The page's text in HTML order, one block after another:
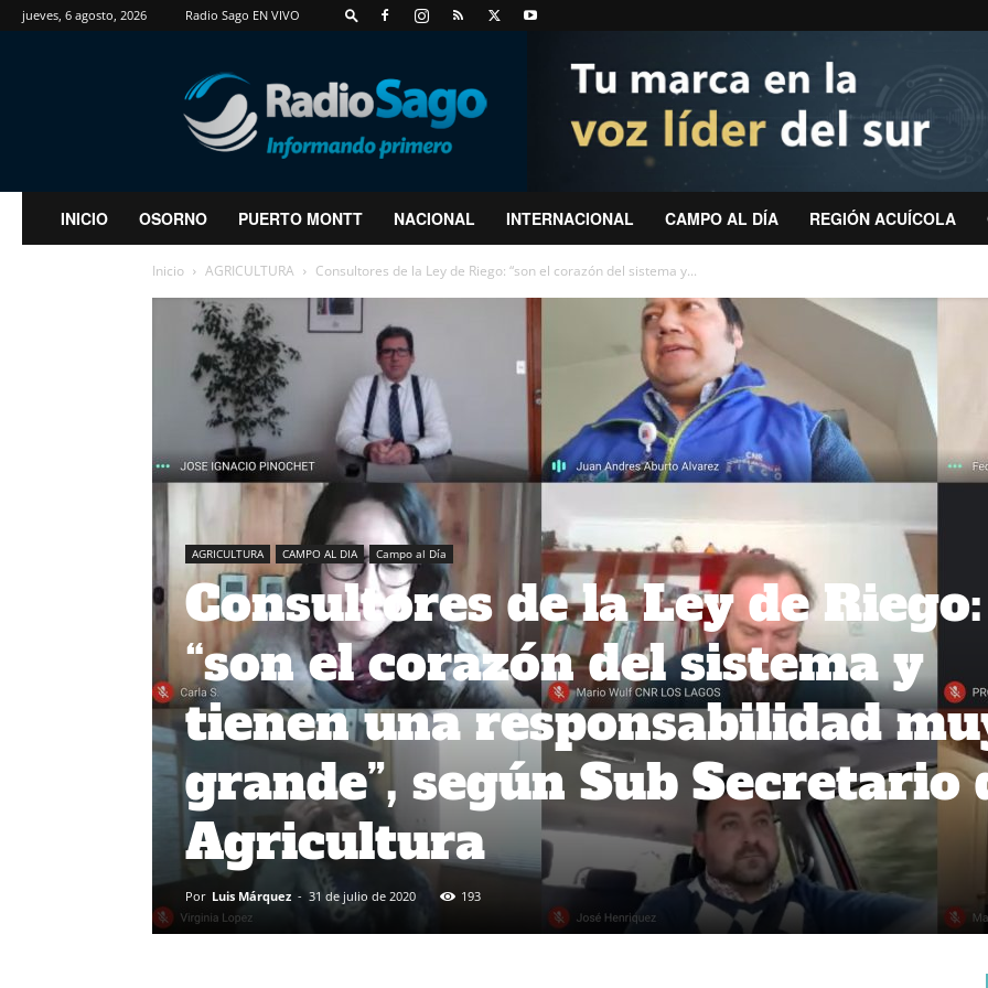
jueves, 6 agosto, 2026 Radio Sago EN VIVO
RadioSago
INICIO OSORNO PUERTO MONTT NACIONAL INTERNACIONAL CAMPO AL DÍA REGIÓN ACUÍCOLA
Inicio AGRICULTURA Consultores de la Ley de Riego: “son el corazón del sistema y...
AGRICULTURA CAMPO AL DIA Campo al Día
Consultores de la Ley de Riego:
“son el corazón del sistema y
tienen una responsabilidad
grande”, según Sub Secretario
Agricultura
Por Luis Márquez - 31 de julio de 2020 193